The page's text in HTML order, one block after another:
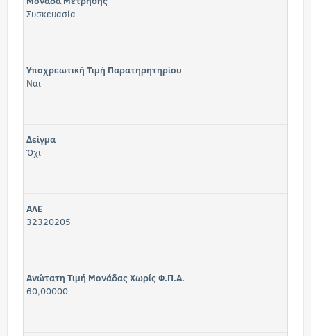
Συσκευασία
Υποχρεωτική Τιμή Παρατηρητηρίου
Ναι
Δείγμα
Όχι
ΑΛΕ
32320205
Ανώτατη Τιμή Μονάδας Χωρίς Φ.Π.Α.
60,00000